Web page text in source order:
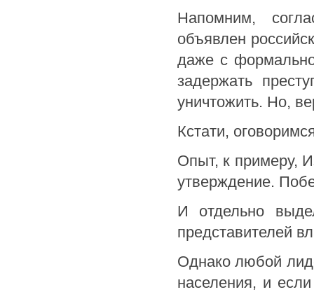
Напомним,
объявлен
даже с
задержать
уничтожить. Но,
Кстати,
Опыт, к примеру,
утверждение.
И отдельно
представителей
Однако любой
населения, и